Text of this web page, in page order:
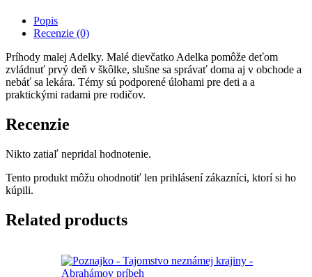
Popis
Recenzie (0)
Príhody malej Adelky. Malé dievčatko Adelka pomôže deťom
zvládnuť prvý deň v škôlke, slušne sa správať doma aj v obchode a
nebáť sa lekára. Témy sú podporené úlohami pre deti a a
praktickými radami pre rodičov.
Recenzie
Nikto zatiaľ nepridal hodnotenie.
Tento produkt môžu ohodnotiť len prihlásení zákazníci, ktorí si ho
kúpili.
Related products